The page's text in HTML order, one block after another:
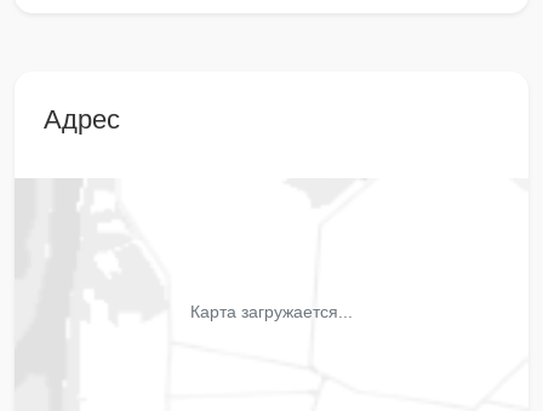
Адрес
Карта загружается...